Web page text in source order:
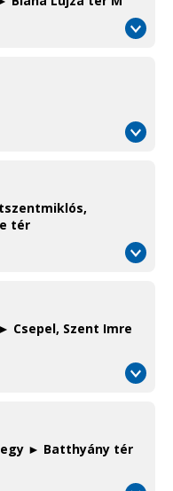
tér
Csepel, Szent Imre
► Batthyány tér